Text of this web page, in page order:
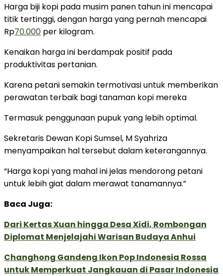
Harga biji kopi pada musim panen tahun ini mencapai
titik tertinggi, dengan harga yang pernah mencapai
Rp70.000 per kilogram.
Kenaikan harga ini berdampak positif pada
produktivitas pertanian.
Karena petani semakin termotivasi untuk memberikan
perawatan terbaik bagi tanaman kopi mereka
Termasuk penggunaan pupuk yang lebih optimal.
Sekretaris Dewan Kopi Sumsel, M Syahriza
menyampaikan hal tersebut dalam keterangannya.
“Harga kopi yang mahal ini jelas mendorong petani
untuk lebih giat dalam merawat tanamannya.”
Baca Juga:
Dari Kertas Xuan hingga Desa Xidi, Rombongan
Diplomat Menjelajahi Warisan Budaya Anhui
Changhong Gandeng Ikon Pop Indonesia Rossa
untuk Memperkuat Jangkauan di Pasar Indonesia